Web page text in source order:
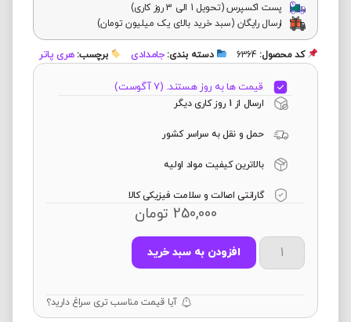
پست اکسپرس (تحویل 1 الی 3 روز کاری)
ارسال رایگان (سبد خرید بالای یک میلیون تومان)
کد محصول: 6364 دسته بندی: جامدادی برچسب: هری پاتر
قیمت ها به روز هستند. (7 آگوست)
ارسال از 1 روز کاری دیگر
حمل و نقل به سراسر کشور
بالاترین کیفیت مواد اولیه
گارانتی اصالت و سلامت فیزیکی کالا
250,000 تومان
افزودن به سبد خرید
آیا قیمت مناسب تری سراغ دارید؟